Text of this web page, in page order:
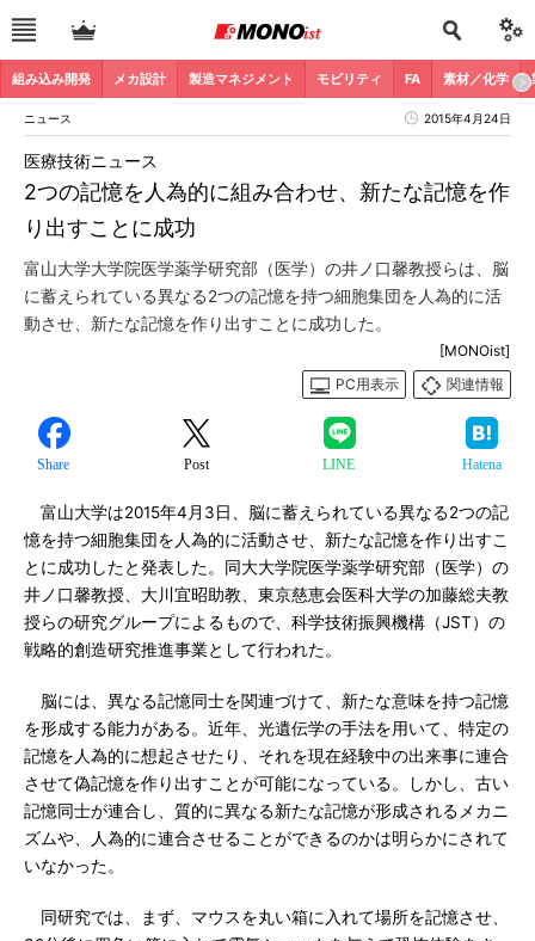
組み込み開発 メカ設計 製造マネジメント モビリティ FA 素材／化学
ニュース 2015年4月24日
2つの記憶を人為的に組み合わせ、新たな記憶を作
り出すことに成功
医療技術ニュース
富山大学大学院医学薬学研究部（医学）の井ノ口馨教授らは、脳
に蓄えられている異なる2つの記憶を持つ細胞集団を人為的に活
動させ、新たな記憶を作り出すことに成功した。
[MONOist]
PC用表示
関連情報
Share Post LINE Hatena
富山大学は2015年4月3日、脳に蓄えられている異なる2つの記
憶を持つ細胞集団を人為的に活動させ、新たな記憶を作り出すこ
とに成功したと発表した。同大大学院医学薬学研究部（医学）の
井ノ口馨教授、大川宜昭助教、東京慈恵会医科大学の加藤総夫教
授らの研究グループによるもので、科学技術振興機構（JST）の
戦略的創造研究推進事業として行われた。
脳には、異なる記憶同士を関連づけて、新たな意味を持つ記憶
を形成する能力がある。近年、光遺伝学の手法を用いて、特定の
記憶を人為的に想起させたり、それを現在経験中の出来事に連合
させて偽記憶を作り出すことが可能になっている。しかし、古い
記憶同士が連合し、質的に異なる新たな記憶が形成されるメカニ
ズムや、人為的に連合させることができるのかは明らかにされて
いなかった。
同研究では、まず、マウスを丸い箱に入れて場所を記憶させ、